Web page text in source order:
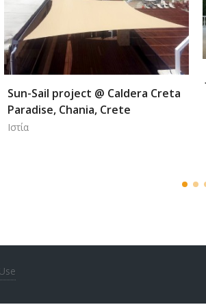
Jumbo pergola @ Private house,
Kyparissia
Πέργκολα - Αίθριο